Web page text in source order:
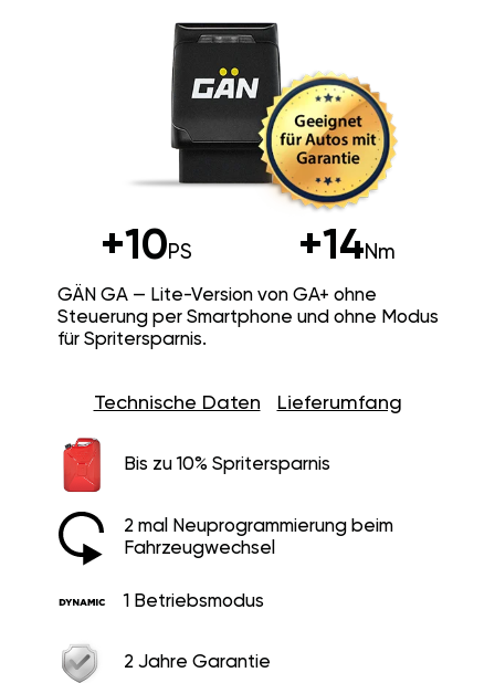
+10PS +14Nm
GÄN GA — Lite-Version von GA+ ohne
Steuerung per Smartphone und ohne Modus
für Spritersparnis.
Technische Daten Lieferumfang
Bis zu 10% Spritersparnis
2 mal Neuprogrammierung beim
Fahrzeugwechsel
1 Betriebsmodus
2 Jahre Garantie